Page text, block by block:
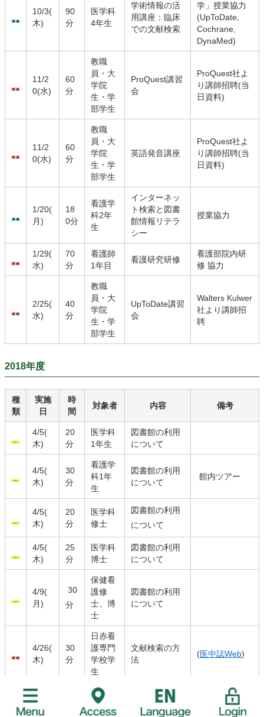
10/3(
木)
90
分
医学科
4年生
学術情報の活
用講座：臨床
での文献検索
学」授業協力
(UpToDate,
Cochrane,
DynaMed)
11/2
0(水)
60
分
教職
員・大
学院
生・学
部学生
ProQuest講習
会
ProQuest社よ
り講師招聘(当
日資料)
11/2
0(水)
60
分
教職
員・大
学院
生・学
部学生
英語発音講座
ProQuest社よ
り講師招聘(当
日資料)
1/20(
月)
18
0分
看護学
科2年
生
インターネッ
ト検索と図書
館情報リテラ
シー
授業協力
1/29(
水)
70
分
看護師
1年目
看護研究研修
看護部院内研
修 協力
2/25(
水)
40
分
教職
員・大
学院
生・学
部学生
UpToDate講習
会
Walters Kulwer
社より講師招
聘
2018年度
種
類
実施
日
時
間
対象者 内容 備考
4/5(
木)
20
分
医学科
1年生
図書館の利用
について
4/5(
木)
30
分
看護学
科1年
生
図書館の利用
について
館内ツアー
4/5(
木)
20
分
医学科
修士
図書館の利用
について
4/5(
木)
25
分
医学科
博士
図書館の利用
について
4/9(
月)
30
分
保健看
護修
士、博
士
図書館の利用
について
4/26(
木)
30
分
日赤看
護専門
学校学
生
文献検索の方
法
(医中誌Web)
5/9(
看護3
学術情報の活
用講座～研究
授業協力(医中
最新看